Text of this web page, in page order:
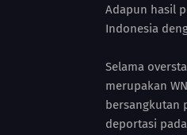
Adapun hasil
Indonesia
Selama
merupakan
bersangkutan
deportasi